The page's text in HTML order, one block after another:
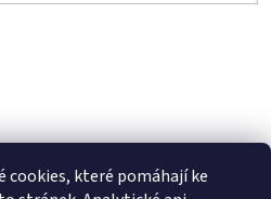
cookies, které pomáhají ke